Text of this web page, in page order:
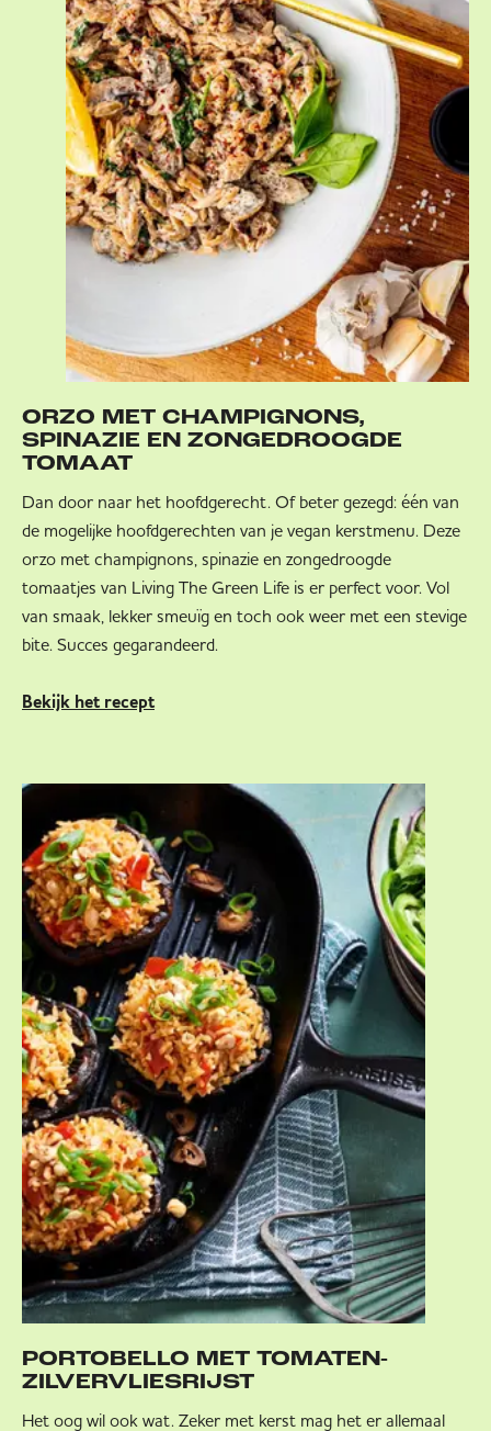
ORZO MET CHAMPIGNONS,
SPINAZIE EN ZONGEDROOGDE
TOMAAT
Dan door naar het hoofdgerecht. Of beter gezegd: één van
de mogelijke hoofdgerechten van je vegan kerstmenu. Deze
orzo met champignons, spinazie en zongedroogde
tomaatjes van Living The Green Life is er perfect voor. Vol
van smaak, lekker smeuïg en toch ook weer met een stevige
bite. Succes gegarandeerd.
Bekijk het recept
PORTOBELLO MET TOMATEN-
ZILVERVLIESRIJST
Het oog wil ook wat. Zeker met kerst mag het er allemaal